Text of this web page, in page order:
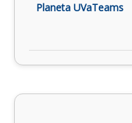
Planeta UVaTeams